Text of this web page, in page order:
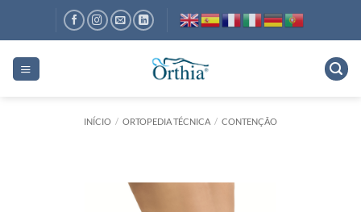
INÍCIO / ORTOPEDIA TÉCNICA / CONTENÇÃO